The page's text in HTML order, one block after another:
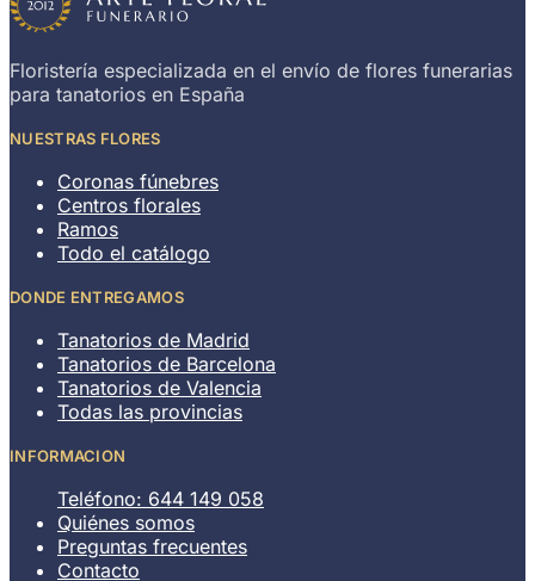
Floristería especializada en el envío de flores funerarias
para tanatorios en España
NUESTRAS FLORES
Coronas fúnebres
Centros florales
Ramos
Todo el catálogo
DONDE ENTREGAMOS
Tanatorios de Madrid
Tanatorios de Barcelona
Tanatorios de Valencia
Todas las provincias
INFORMACION
Teléfono: 644 149 058
Quiénes somos
Preguntas frecuentes
Contacto